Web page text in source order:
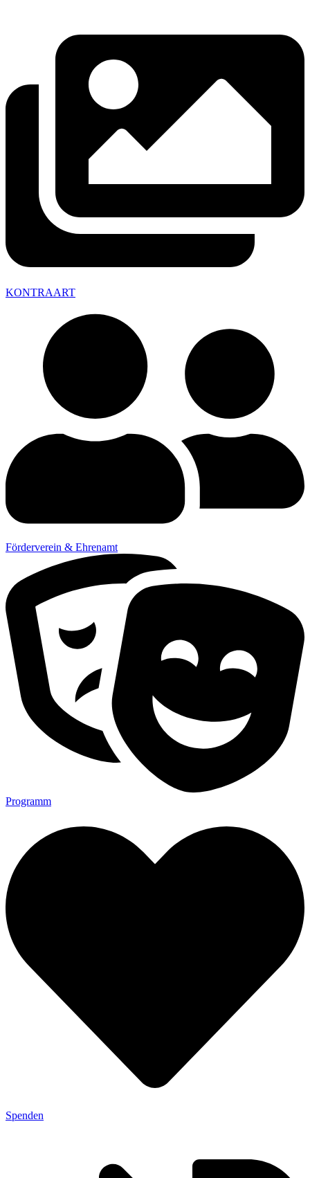
KONTRAART
Förderverein & Ehrenamt
Programm
Spenden